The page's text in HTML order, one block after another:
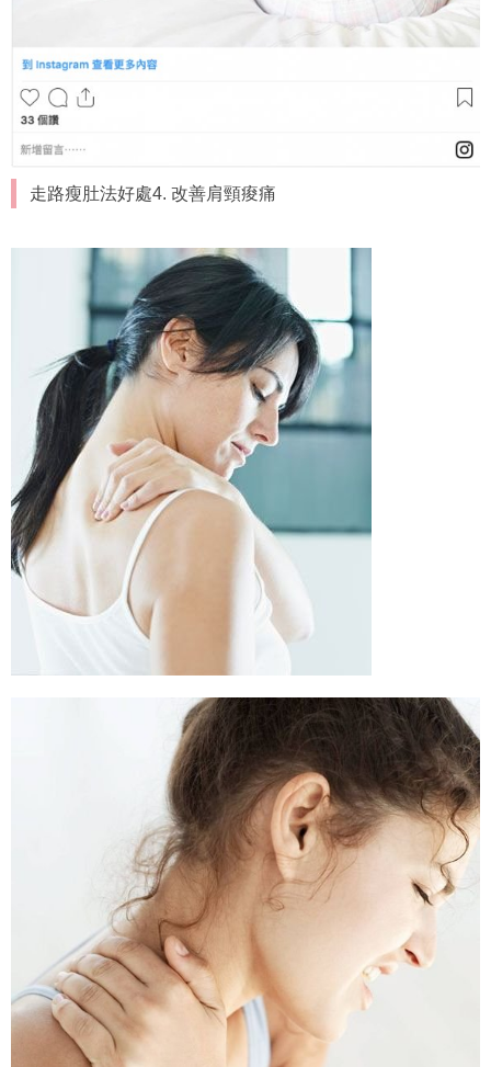
走路瘦肚法好處4. 改善肩頸痠痛